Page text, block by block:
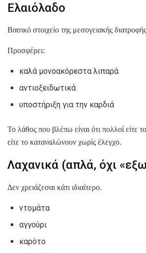
Ελαιόλαδο
Βασικό στοιχείο της μεσογειακής
Προσφέρει:
καλά μονοακόρεστα λιπαρά
αντιοξειδωτικά
υποστήριξη για την καρδιά
Το λάθος που βλέπω είναι ότι πολλοί είτε
είτε το καταναλώνουν χωρίς έλεγχο.
Λαχανικά (απλά, όχι
Δεν χρειάζεσαι κάτι ιδιαίτερο.
ντομάτα
αγγούρι
καρότο